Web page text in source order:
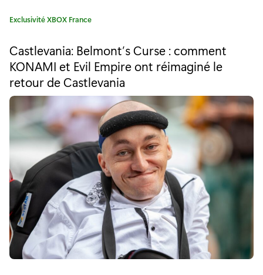
x
L
i
v
e
a
u
X
b
o
x
C
é
g
o
e
Exclusivité XBOX France
Castlevania: Belmont’s Curse : comment
KONAMI et Evil Empire ont réimaginé le
retour de Castlevania